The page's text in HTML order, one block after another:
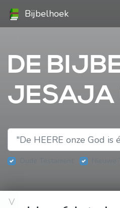
Bijbelhoek
DE
JESAJA
V